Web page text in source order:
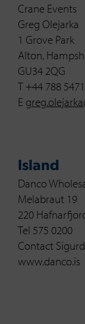
Crane Events
Greg Olejarka
1 Grove Park
Alton,
GU34 2QG
T +44 788
E
Island
Danco
Melabraut 19
220
Tel 575 0200
Contact
www.danco.is